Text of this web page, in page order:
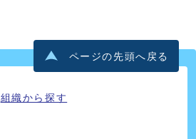
ページの先頭へ戻る
組織から探す